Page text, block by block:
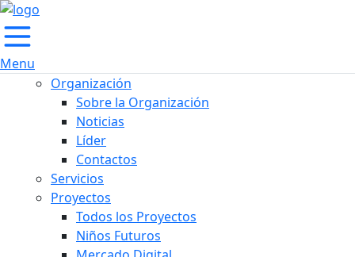
Menu
Organización
Sobre la Organización
Noticias
Líder
Contactos
Servicios
Proyectos
Todos los Proyectos
Niños Futuros